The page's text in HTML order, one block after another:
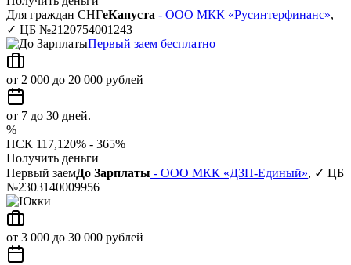
Для граждан СНГеКапуста - ООО МКК «Русинтерфинанс»,
✓ ЦБ №2120754001243
Первый заем бесплатно
от 2 000 до 20 000 рублей
от 7 до 30 дней.
%
ПСК 117,120% - 365%
Получить деньги
Первый заемДо Зарплаты - ООО МКК «ДЗП-Единый», ✓ ЦБ
№2303140009956
от 3 000 до 30 000 рублей